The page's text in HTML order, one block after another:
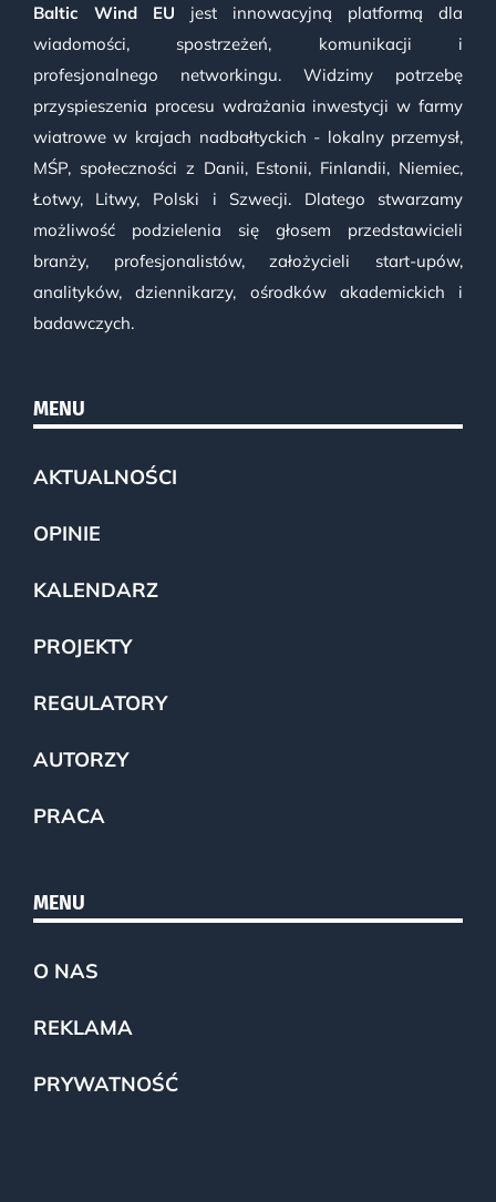
Baltic Wind EU jest innowacyjną platformą dla
wiadomości, spostrzeżeń, komunikacji i
profesjonalnego networkingu. Widzimy potrzebę
przyspieszenia procesu wdrażania inwestycji w farmy
wiatrowe w krajach nadbałtyckich - lokalny przemysł,
MŚP, społeczności z Danii, Estonii, Finlandii, Niemiec,
Łotwy, Litwy, Polski i Szwecji. Dlatego stwarzamy
możliwość podzielenia się głosem przedstawicieli
branży, profesjonalistów, założycieli start-upów,
analityków, dziennikarzy, ośrodków akademickich i
badawczych.
MENU
AKTUALNOŚCI
OPINIE
KALENDARZ
PROJEKTY
REGULATORY
AUTORZY
PRACA
MENU
O NAS
REKLAMA
PRYWATNOŚĆ